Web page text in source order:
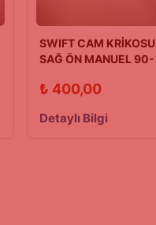
SWIFT CAM KRİKOSU
SAĞ ÖN MANUEL 90-
₺ 400,00
Detaylı Bilgi